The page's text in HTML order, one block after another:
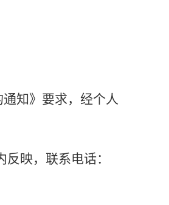
知》要求，经个人
映，联系电话：